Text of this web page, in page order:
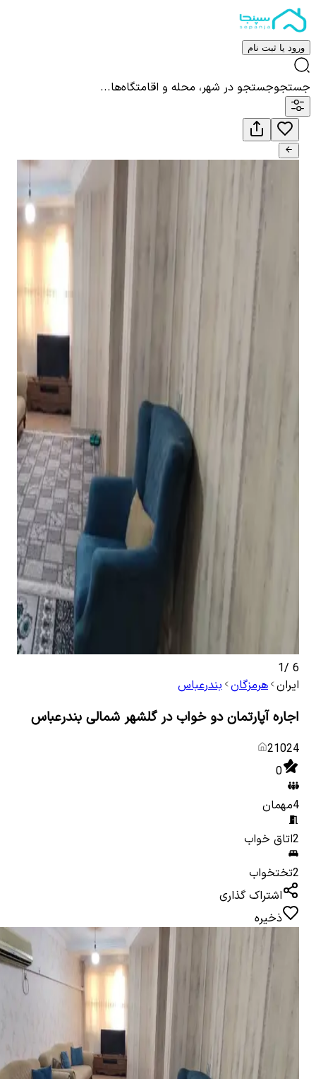
ورود یا ثبت نام
جستجوجستجو در شهر، محله و اقامتگاه‌ها...
6
/
1
ایران هرمزگان بندرعباس
اجاره آپارتمان دو خواب در گلشهر شمالی بندرعباس
21024
0
4مهمان
2اتاق خواب
2تختخواب
اشتراک گذاری
ذخیره